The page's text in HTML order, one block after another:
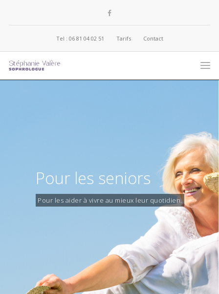
Tel : 06 81 04 02 51 Tarifs Contact
Pour les seniors
Pour les aider à vivre au mieux leur quotidien.